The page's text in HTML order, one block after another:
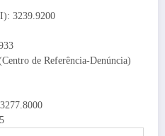
3239.9200
de Referência-Denúncia)